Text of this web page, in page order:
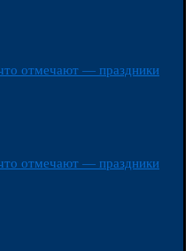
отмечают — праздники
отмечают — праздники